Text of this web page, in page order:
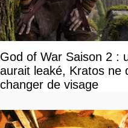
God of War Saison 2 :
aurait leaké, Kratos ne
changer de visage